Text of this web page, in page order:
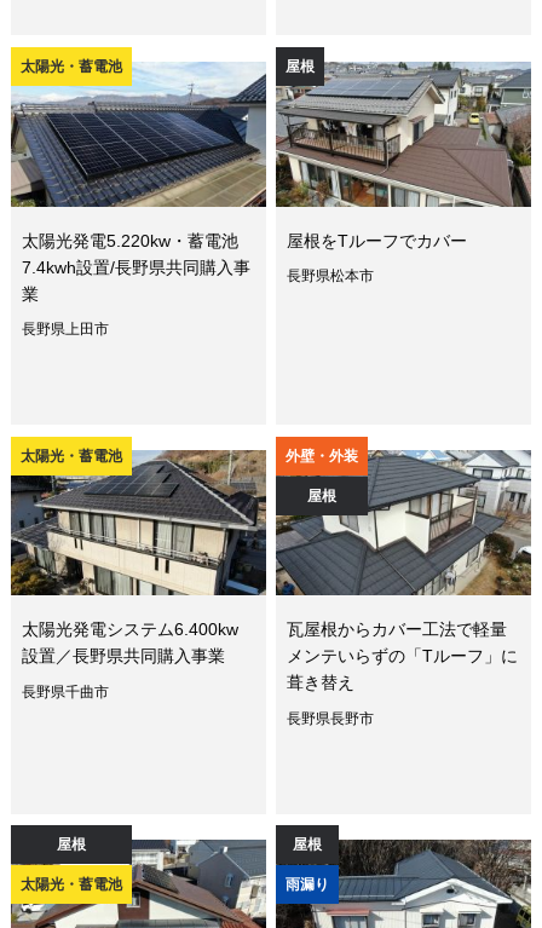
太陽光・蓄電池
太陽光発電5.220kw・蓄電池
7.4kwh設置/長野県共同購入事
業
長野県上田市
屋根
屋根をTルーフでカバー
長野県松本市
太陽光・蓄電池
太陽光発電システム6.400kw
設置／長野県共同購入事業
長野県千曲市
外壁・外装
屋根
瓦屋根からカバー工法で軽量
メンテいらずの「Tルーフ」に
葺き替え
長野県長野市
屋根
太陽光・蓄電池
屋根
雨漏り